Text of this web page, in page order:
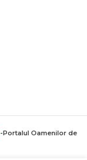
-Portalul Oamenilor de